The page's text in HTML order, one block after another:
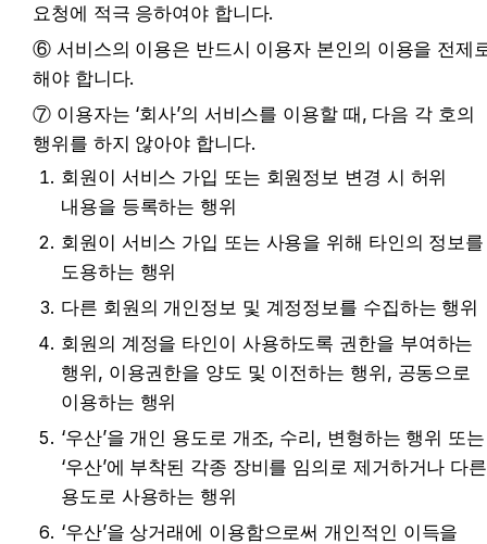
요청에 적극 응하여야 합니다.
⑥ 서비스의 이용은 반드시 이용자 본인의 이용을 전제
해야 합니다.
⑦ 이용자는 ‘회사’의 서비스를 이용할 때, 다음 각 호의
행위를 하지 않아야 합니다.
회원이 서비스 가입 또는 회원정보 변경 시 허위
내용을 등록하는 행위
회원이 서비스 가입 또는 사용을 위해 타인의 정보를
도용하는 행위
다른 회원의 개인정보 및 계정정보를 수집하는 행위
회원의 계정을 타인이 사용하도록 권한을 부여하는
행위, 이용권한을 양도 및 이전하는 행위, 공동으로
이용하는 행위
‘우산’을 개인 용도로 개조, 수리, 변형하는 행위 또는
‘우산’에 부착된 각종 장비를 임의로 제거하거나 다른
용도로 사용하는 행위
‘우산’을 상거래에 이용함으로써 개인적인 이득을